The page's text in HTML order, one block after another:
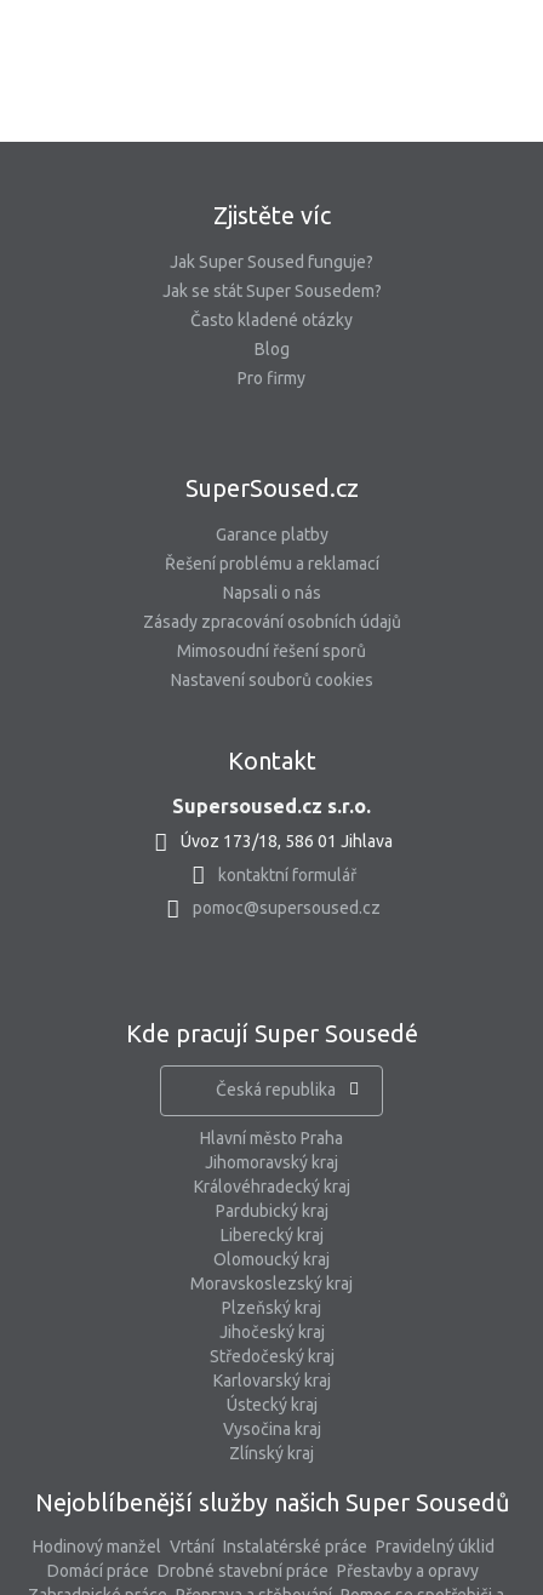
Zjistěte víc
Jak Super Soused funguje?
Jak se stát Super Sousedem?
Často kladené otázky
Blog
Pro firmy
SuperSoused.cz
Garance platby
Řešení problému a reklamací
Napsali o nás
Zásady zpracování osobních údajů
Mimosoudní řešení sporů
Nastavení souborů cookies
Kontakt
Supersoused.cz s.r.o.
Úvoz 173/18, 586 01 Jihlava
kontaktní formulář
pomoc@supersoused.cz
Kde pracují Super Sousedé
Česká republika
Hlavní město Praha
Jihomoravský kraj
Královéhradecký kraj
Pardubický kraj
Liberecký kraj
Olomoucký kraj
Moravskoslezský kraj
Plzeňský kraj
Jihočeský kraj
Středočeský kraj
Karlovarský kraj
Ústecký kraj
Vysočina kraj
Zlínský kraj
Nejoblíbenější služby našich Super Sousedů
Hodinový manžel Vrtání Instalatérské práce Pravidelný úklid
Domácí práce Drobné stavební práce Přestavby a opravy